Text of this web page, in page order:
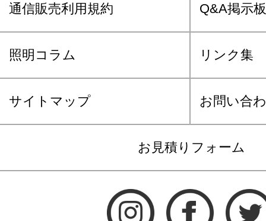
通信販売利用規約 Q&A掲示板
照明コラム リンク集
サイトマップ お問い合
お見積りフォーム